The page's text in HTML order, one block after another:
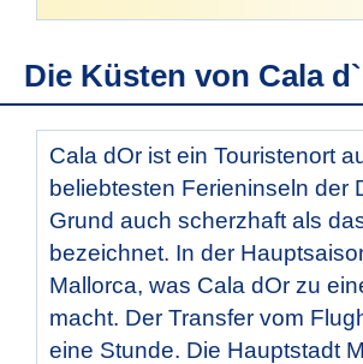
Die Küsten von Cala
Cala dOr ist ein Touristenort
beliebtesten Ferieninseln der
Grund auch scherzhaft als
bezeichnet. In der
Mallorca, was Cala dOr zu
macht. Der Transfer vom
eine Stunde. Die Hauptstadt